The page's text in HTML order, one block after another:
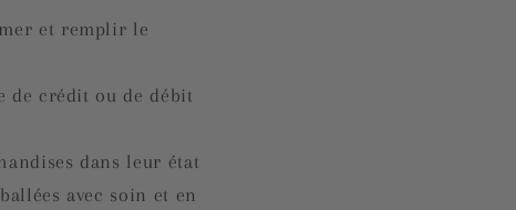
et remplir le
de crédit ou de débit
dans leur état
avec soin et en